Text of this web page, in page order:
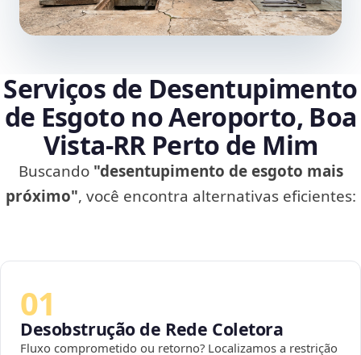
Serviços de Desentupimento
de Esgoto no Aeroporto, Boa
Vista‑RR Perto de Mim
Buscando "desentupimento de esgoto mais
próximo", você encontra alternativas eficientes:
01
Desobstrução de Rede Coletora
Fluxo comprometido ou retorno? Localizamos a restrição